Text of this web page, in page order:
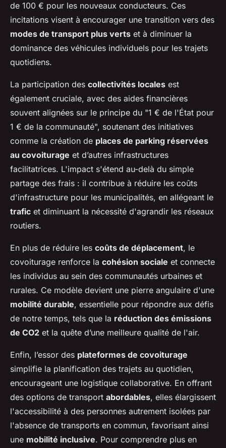
de 100 € pour les nouveaux conducteurs. Ces
incitations visent à encourager une transition vers des
modes de transport plus verts et à diminuer la
dominance des véhicules individuels pour les trajets
quotidiens.
La participation des collectivités locales est
également cruciale, avec des aides financières
souvent alignées sur le principe du "1 € de l'État pour
1 € de la communauté", soutenant des initiatives
comme la création de places de parking réservées
au covoiturage et d’autres infrastructures
facilitatrices. L'impact s'étend au-delà du simple
partage des frais : il contribue à réduire les coûts
d'infrastructure pour les municipalités, en allégeant le
trafic et diminuant la nécessité d'agrandir les réseaux
routiers.
En plus de réduire les coûts de déplacement, le
covoiturage renforce la cohésion sociale et connecte
les individus au sein des communautés urbaines et
rurales. Ce modèle devient une pierre angulaire d'une
mobilité durable, essentielle pour répondre aux défis
de notre temps, tels que la réduction des émissions
de CO2 et la quête d’une meilleure qualité de l'air.
Enfin, l’essor des plateformes de covoiturage
simplifie la planification des trajets au quotidien,
encourageant une logistique collaborative. En offrant
des options de transport abordables, elles élargissent
l'accessibilité à des personnes autrement isolées par
l'absence de transports en commun, favorisant ainsi
une mobilité inclusive. Pour comprendre plus en